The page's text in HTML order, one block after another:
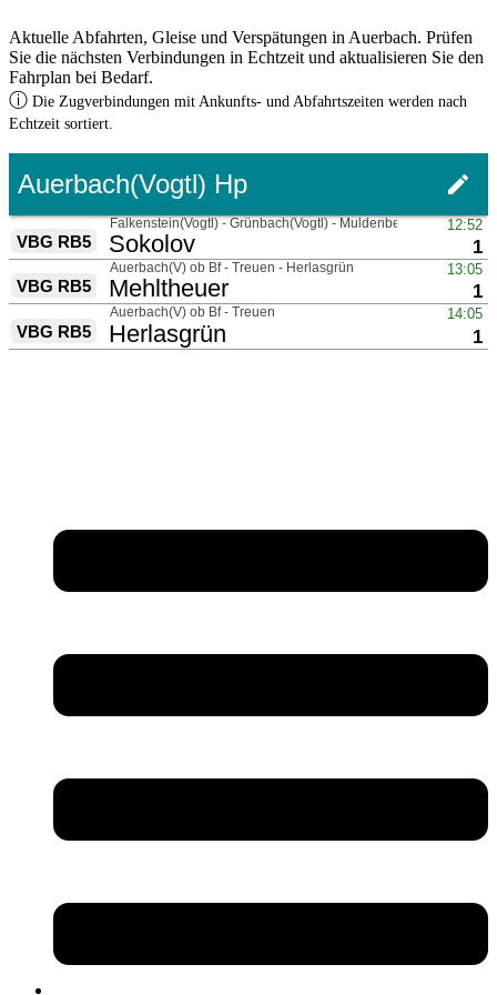
Aktuelle Abfahrten, Gleise und Verspätungen in Auerbach. Prüfen
Sie die nächsten Verbindungen in Echtzeit und aktualisieren Sie den
Fahrplan bei Bedarf.
ⓘ Die Zugverbindungen mit Ankunfts- und Abfahrtszeiten werden nach
Echtzeit sortiert.